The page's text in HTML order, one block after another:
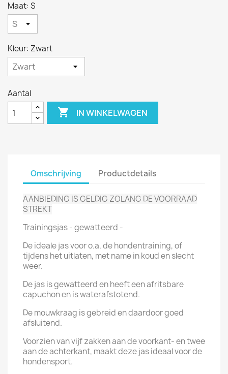
Maat: S
Kleur: Zwart
Aantal
 IN WINKELWAGEN
Omschrijving Productdetails
AANBIEDING IS GELDIG ZOLANG DE VOORRAAD
STREKT
Trainingsjas - gewatteerd -
De ideale jas voor o.a. de hondentraining, of
tijdens het uitlaten, met name in koud en slecht
weer.
De jas is gewatteerd en heeft een afritsbare
capuchon en is waterafstotend.
De mouwkraag is gebreid en daardoor goed
afsluitend.
Voorzien van vijf zakken aan de voorkant- en twee
aan de achterkant, maakt deze jas ideaal voor de
hondensport.